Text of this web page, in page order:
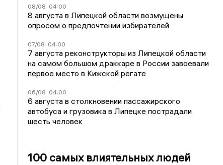
08/08 04:00
8 августа в Липецкой области возмущены
опросом о предпочтении избирателей
07/08 04:00
7 августа реконструкторы из Липецкой области
на самом большом драккаре в России завоевали
первое место в Кижской регате
06/08 04:00
6 августа в столкновении пассажирского
автобуса и грузовика в Липецке пострадали
шесть человек
100 самых влиятельных людей